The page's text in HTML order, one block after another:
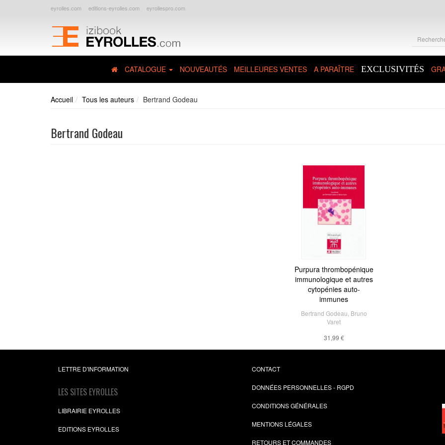
eyrolles.com editions-eyrolles.com eyrollespro.com
CATALOGUE NOUVEAUTÉS MEILLEURES VENTES A PARAÎTRE EXCLUSIVITÉS
Accueil Tous les auteurs Bertrand Godeau
Bertrand Godeau
Purpura thrombopénique
immunologique et autres
cytopénies auto-
immunes
Bertrand Godeau Bruno
Varet
31,99 €
LETTRE D'INFORMATION
LES SITES EYROLLES
LIBRAIRIE EYROLLES
EDITIONS EYROLLES
CONTACT
DONNÉES PERSONNELLES - RGPD
CONDITIONS GÉNÉRALES
MENTIONS LÉGALES
RETOURS ET COMMANDES